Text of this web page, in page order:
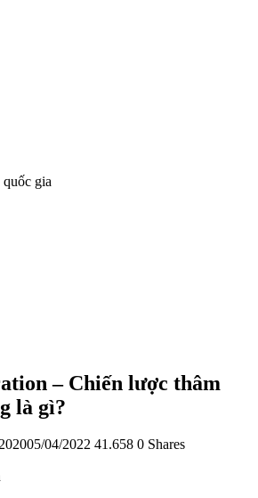
gia
– Chiến lược thâm
là gì?
05/04/2022 41.658 0 Shares